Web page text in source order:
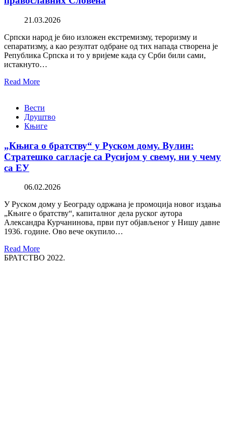
21.03.2026
Српски народ је био изложен екстремизму, тероризму и
сепаратизму, а као резултат одбране од тих напада створена је
Република Српска и то у вријеме када су Срби били сами,
истакнуто…
Read More
Вести
Друштво
Књиге
„Књига о братству“ у Руском дому. Вулин:
Стратешко сагласје са Русијом у свему, ни у чему
са ЕУ
06.02.2026
У Руском дому у Београду одржана је промоција новог издања
„Књиге о братству“, капиталног дела руског аутора
Александра Курчанинова, први пут објављеног у Нишу давне
1936. године. Ово вече окупило…
Read More
БРАТСТВО 2022.